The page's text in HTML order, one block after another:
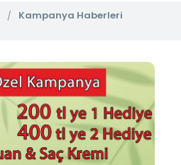
Kampanya Haberleri